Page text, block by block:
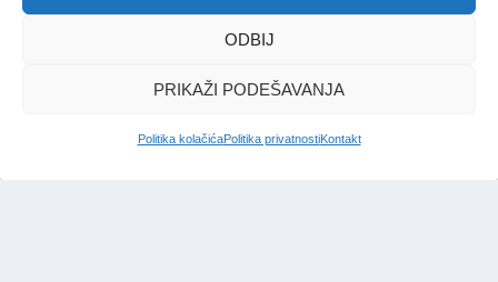
ODBIJ
PRIKAŽI PODEŠAVANJA
Politika kolačićaPolitika privatnostiKontakt